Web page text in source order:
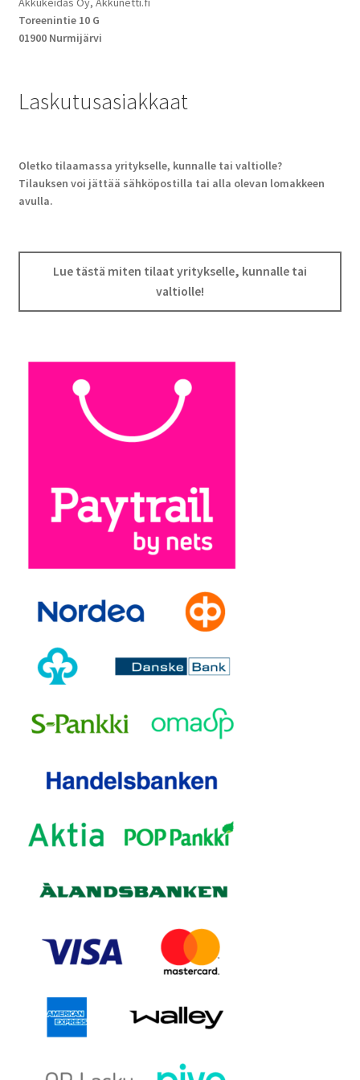
Toreenintie 10 G
01900 Nurmijärvi
Laskutusasiakkaat
Oletko tilaamassa yritykselle, kunnalle tai valtiolle?
Tilauksen voi jättää sähköpostilla tai alla olevan lomakkeen
avulla.
Lue tästä miten tilaat yritykselle, kunnalle tai
valtiolle!